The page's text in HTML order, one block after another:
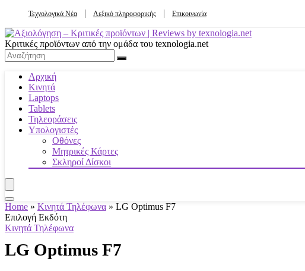
Τεχνολογικά Νέα Λεξικό πληροφορικής Επικοινωνία
Κριτικές προϊόντων από την ομάδα του texnologia.net
Αρχική
Κινητά
Laptops
Tablets
Τηλεοράσεις
Υπολογιστές
Οθόνες
Μητρικές Κάρτες
Σκληροί Δίσκοι
Home » Κινητά Τηλέφωνα » LG Optimus F7
Επιλογή Εκδότη
Κινητά Τηλέφωνα
LG Optimus F7